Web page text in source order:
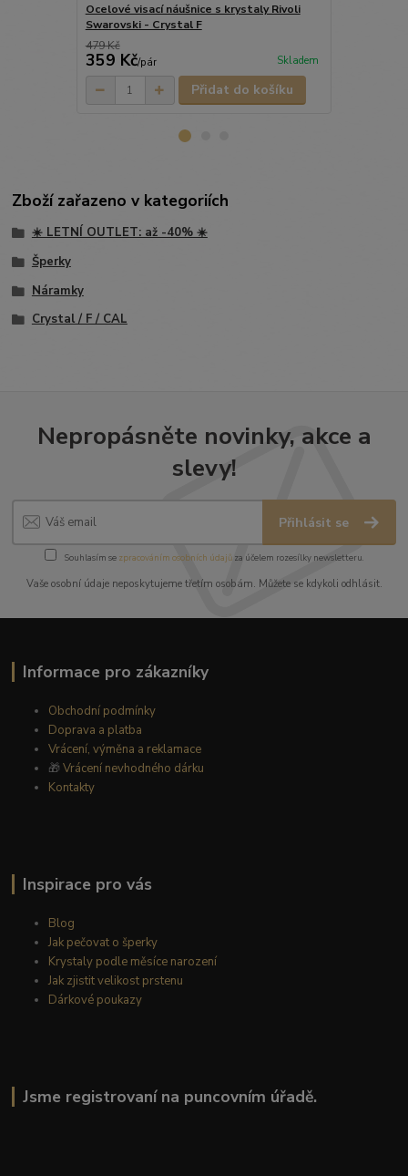
Ocelové visací náušnice s krystaly Rivoli
Swarovski - Crystal F
479 Kč
359 Kč/pár Skladem
Přidat do košíku
Zboží zařazeno v kategoriích
☀️ LETNÍ OUTLET: až -40% ☀️
Šperky
Náramky
Crystal / F / CAL
Nepropásněte novinky, akce a
slevy!
Přihlásit se
Souhlasím se zpracováním osobních údajůza účelem rozesílky newsletteru.
Vaše osobní údaje neposkytujeme třetím osobám. Můžete se kdykoli odhlásit.
Informace pro zákazníky
Obchodní podmínky
Doprava a platba
Vrácení, výměna a reklamace
🎁Vrácení nevhodného dárku
Kontakty
Inspirace pro vás
Blog
Jak pečovat o šperky
Krystaly podle měsíce narození
Jak zjistit velikost prstenu
Dárkové poukazy
Jsme registrovaní na puncovním úřadě.